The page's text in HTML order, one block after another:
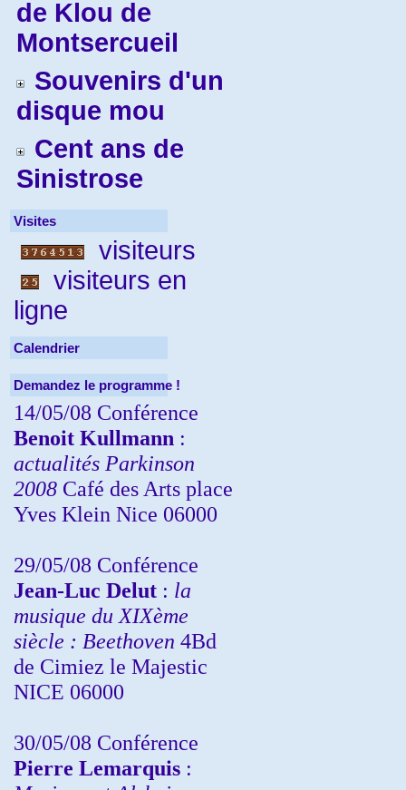
de Klou de
Montsercueil
Souvenirs d'un
disque mou
Cent ans de
Sinistrose
Visites
visiteurs
visiteurs en
ligne
Calendrier
Demandez le programme !
14/05/08 Conférence
Benoit Kullmann :
actualités Parkinson
2008 Café des Arts place
Yves Klein Nice 06000
29/05/08 Conférence
Jean-Luc Delut : la
musique du XIXème
siècle : Beethoven 4Bd
de Cimiez le Majestic
NICE 06000
30/05/08 Conférence
Pierre Lemarquis :